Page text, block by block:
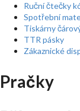
Ruční čtečky
Spotřební
Tiskárny
TTR pásky
Zákaznické
Pračky